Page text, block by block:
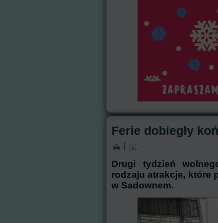
Ferie dobiegły
Drugi tydzień
rodzaju atrakcje, które
w Sadownem.